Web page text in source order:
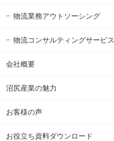
物流業務アウトソーシング
物流コンサルティングサービス
会社概要
沼尻産業の魅力
お客様の声
お役立ち資料ダウンロード